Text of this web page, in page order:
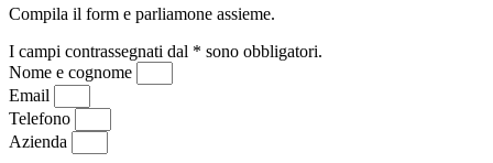
Compila il form e parliamone assieme.
I campi contrassegnati dal * sono obbligatori.
Nome e cognome
Email
Telefono
Azienda